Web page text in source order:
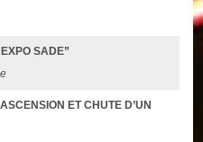
SADE”
ET CHUTE D’UN